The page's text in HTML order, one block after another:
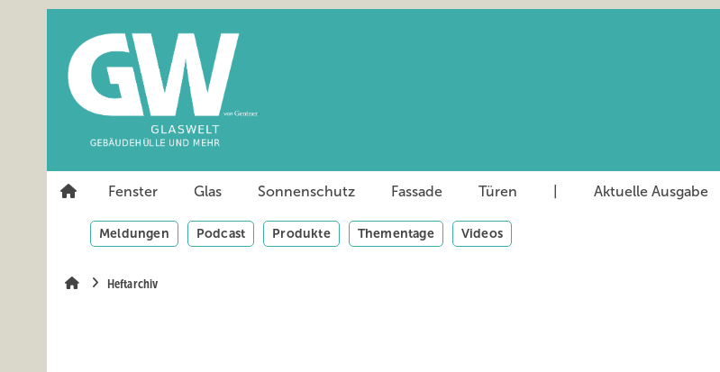
Fenster Glas Sonnenschutz Fassade Türen Aktuelle Ausgabe
Meldungen Podcast Produkte Thementage Videos
Heftarchiv